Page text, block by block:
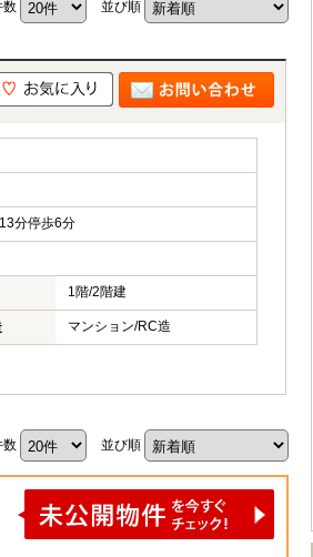
数 並び順
分停歩6分
1階/2階建
マンション/RC造
数 並び順